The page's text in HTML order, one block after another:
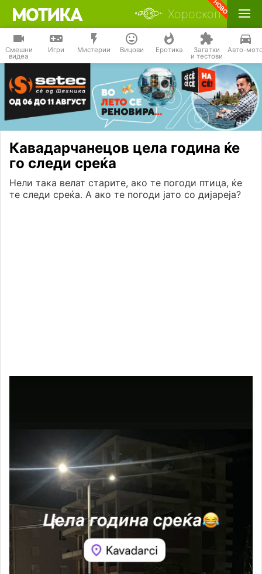
Хороскоп
Смешни
видеа
Игри Мистерии Вицови Еротика Загатки
и тестови
Авто-
Кавадарчанецов цела година ќе
го следи среќа
Нели така велат старите, ако те погоди птица, ќе
те следи среќа. А ако те погоди јато со дијареја?